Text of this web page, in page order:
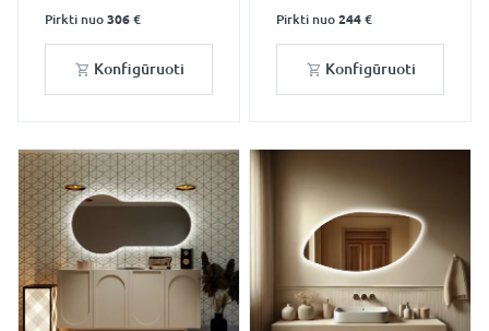
Pirkti nuo 306 €
Konfigūruoti
Pirkti nuo 244 €
Konfigūruoti